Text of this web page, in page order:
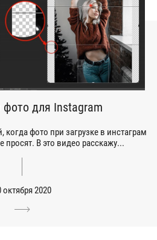
фото для Instagram
фото при загрузке в инстаграм
просят. В это видео расскажу...
октября 2020